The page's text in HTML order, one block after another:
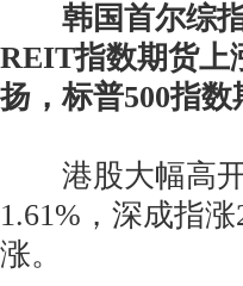
韩国首尔综
REIT指数期货上
扬，标普500指
港股大幅高开
1.61%，深成指
涨。